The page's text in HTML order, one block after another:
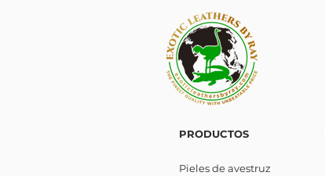
PRODUCTOS
Pieles de avestruz